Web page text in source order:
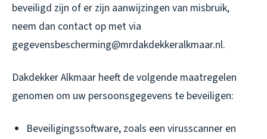
beveiligd zijn of er zijn aanwijzingen van misbruik,
neem dan contact op met via
gegevensbescherming@mrdakdekkeralkmaar.nl.
Dakdekker Alkmaar heeft de volgende maatregelen
genomen om uw persoonsgegevens te beveiligen:
Beveiligingssoftware, zoals een virusscanner en